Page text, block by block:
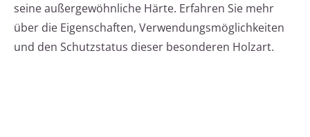
seine außergewöhnliche Härte. Erfahren Sie mehr
über die Eigenschaften, Verwendungsmöglichkeiten
und den Schutzstatus dieser besonderen Holzart.